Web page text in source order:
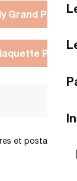
Grand Public
Pro
et postaux